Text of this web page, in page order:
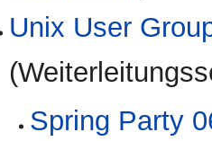
Unix User
Spring Party